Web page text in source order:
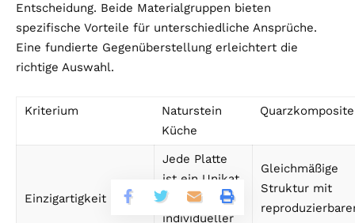
Entscheidung. Beide Materialgruppen bieten
spezifische Vorteile für unterschiedliche Ansprüche.
Eine fundierte Gegenüberstellung erleichtert die
richtige Auswahl.
Kriterium
Naturstein
Küche
Quarzkomposite
Einzigartigkeit
Jede Platte
ist ein Unikat
mit
individueller
Gleichmäßige
Struktur mit